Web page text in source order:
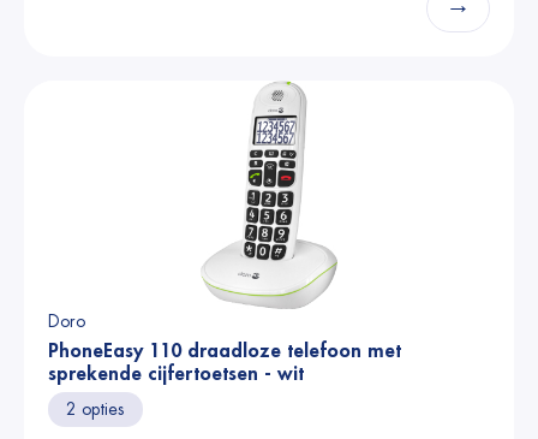
→
Doro
PhoneEasy 110 draadloze telefoon met
sprekende cijfertoetsen - wit
2 opties